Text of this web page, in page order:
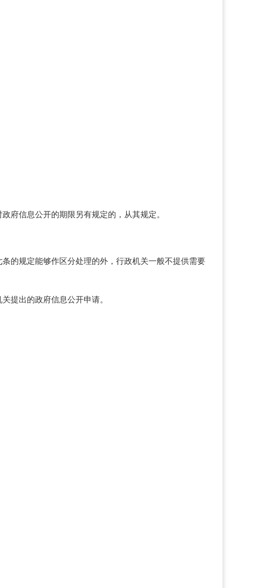
府信息公开的期限另有规定的，从其规定。
的规定能够作区分处理的外，行政机关一般不提供需要
提出的政府信息公开申请。